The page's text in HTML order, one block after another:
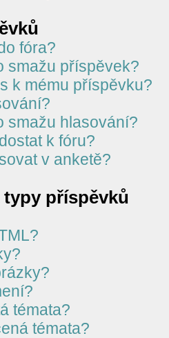
fóra?
smažu příspěvek?
k mému příspěvku?
smažu hlasování?
k fóru?
v anketě?
příspěvků
témata?
témata?